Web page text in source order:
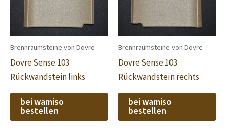
Brennraumsteine von Dovre
Dovre Sense 103
Rückwandstein links
bei wamiso
bestellen
Brennraumsteine von Dovre
Dovre Sense 103
Rückwandstein rechts
bei wamiso
bestellen